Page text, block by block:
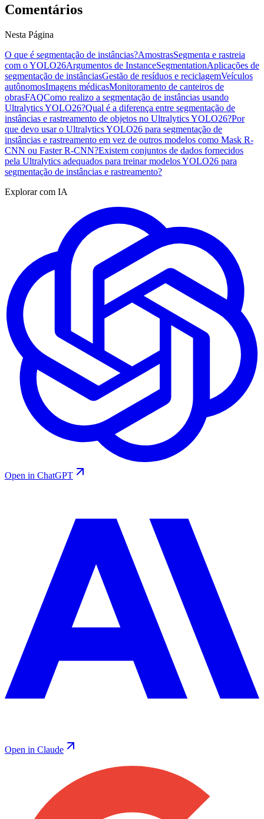
Comentários
Nesta Página
O que é segmentação de instâncias?AmostrasSegmenta e rastreia
com o YOLO26Argumentos de InstanceSegmentationAplicações de
segmentação de instânciasGestão de resíduos e reciclagemVeículos
autônomosImagens médicasMonitoramento de canteiros de
obrasFAQComo realizo a segmentação de instâncias usando
Ultralytics YOLO26?Qual é a diferença entre segmentação de
instâncias e rastreamento de objetos no Ultralytics YOLO26?Por
que devo usar o Ultralytics YOLO26 para segmentação de
instâncias e rastreamento em vez de outros modelos como Mask R-
CNN ou Faster R-CNN?Existem conjuntos de dados fornecidos
pela Ultralytics adequados para treinar modelos YOLO26 para
segmentação de instâncias e rastreamento?
Explorar com IA
Open in ChatGPT
Open in Claude